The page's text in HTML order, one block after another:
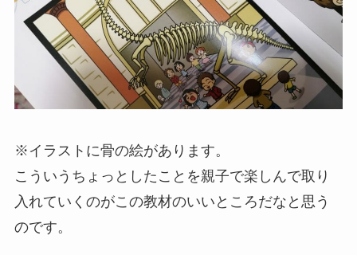
※イラストに骨の絵があります。
こういうちょっとしたことを親子で楽しんで取り
入れていくのがこの教材のいいところだなと思う
のです。